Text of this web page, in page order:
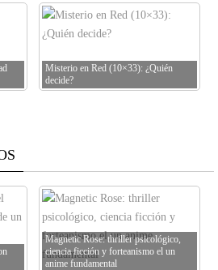
Misterio en Red (10×33): ¿Quién
decide?
Magnetic Rose: thriller psicológico,
ciencia ficción y forteanismo el un
anime fundamental